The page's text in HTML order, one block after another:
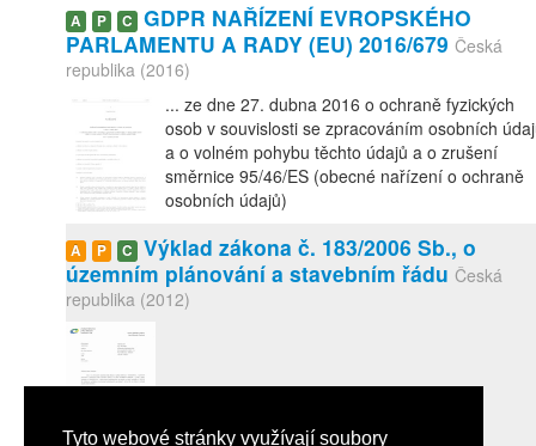
Tyto webové stránky využívají soubory
A P C GDPR NAŘÍZENÍ EVROPSKÉHO
PARLAMENTU A RADY (EU) 2016/679 Česká
republika (2016)
... ze dne 27. dubna 2016 o ochraně fyzických
osob v souvislosti se zpracováním osobních
a o volném pohybu těchto údajů a o zrušení
směrnice 95/46/ES (obecné nařízení o ochraně
osobních údajů)
A P C Výklad zákona č. 183/2006 Sb., o
územním plánování a stavebním řádu Česká
republika (2012)